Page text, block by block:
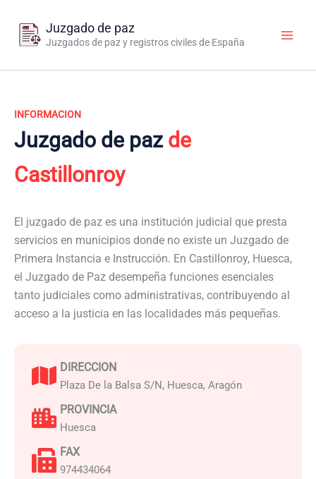
contenido
Juzgado de paz
Juzgados de paz y registros civiles de España
INFORMACION
Juzgado de paz de
Castillonroy
El juzgado de paz es una institución judicial que presta
servicios en municipios donde no existe un Juzgado de
Primera Instancia e Instrucción. En Castillonroy, Huesca,
el Juzgado de Paz desempeña funciones esenciales
tanto judiciales como administrativas, contribuyendo al
acceso a la justicia en las localidades más pequeñas.
DIRECCION
Plaza De la Balsa S/N, Huesca, Aragón
PROVINCIA
Huesca
FAX
974434064